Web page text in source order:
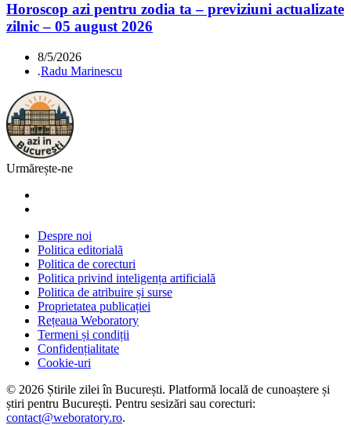
Horoscop azi pentru zodia ta – previziuni actualizate
zilnic – 05 august 2026
8/5/2026
.Radu Marinescu
Urmărește-ne
Despre noi
Politica editorială
Politica de corecturi
Politica privind inteligența artificială
Politica de atribuire și surse
Proprietatea publicației
Rețeaua Weboratory
Termeni și condiții
Confidențialitate
Cookie-uri
© 2026 Știrile zilei în București. Platformă locală de cunoaștere și
știri pentru București. Pentru sesizări sau corecturi:
contact@weboratory.ro.